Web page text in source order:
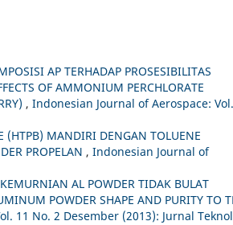
AP TERHADAP PROSESIBILITAS
OF AMMONIUM PERCHLORATE
, Indonesian Journal of Aerospace:
(HTPB) MANDIRI DENGAN TOLUENE
PROPELAN , Indonesian Journal of
AL POWDER TIDAK BULAT
POWDER SHAPE AND PURITY TO
11 No. 2 Desember (2013): Jurnal